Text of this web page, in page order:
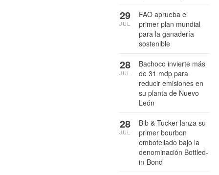
FAO aprueba el
primer plan mundial
para la ganadería
sostenible
29
JUL
Bachoco invierte más
de 31 mdp para
reducir emisiones en
su planta de Nuevo
León
28
JUL
Bib & Tucker lanza su
primer bourbon
embotellado bajo la
denominación Bottled-
in-Bond
28
JUL